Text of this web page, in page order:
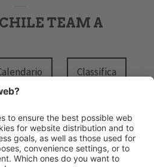
TEAM A
Classifica
MERAN ALPERIA
Via Lido 4
Merano